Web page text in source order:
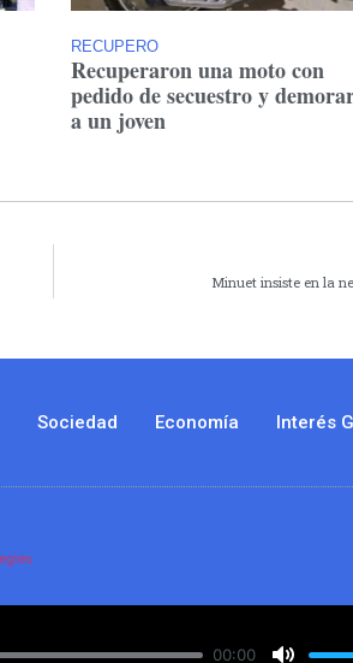
RECUPERO
Recuperaron una moto con
pedido de secuestro y
a un joven
Minuet insiste en la
Sociedad Economía Interés
00:00